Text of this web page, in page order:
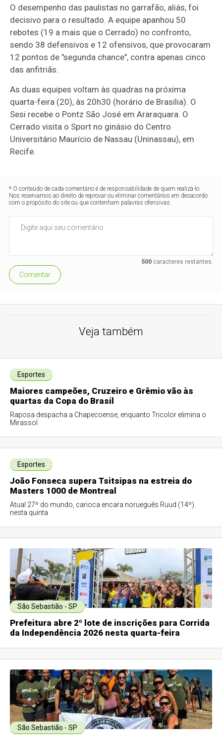
O desempenho das paulistas no garrafão, aliás, foi
decisivo para o resultado. A equipe apanhou 50
rebotes (19 a mais que o Cerrado) no confronto,
sendo 38 defensivos e 12 ofensivos, que provocaram
12 pontos de "segunda chance", contra apenas cinco
das anfitriãs.
As duas equipes voltam às quadras na próxima
quarta-feira (20), às 20h30 (horário de Brasília). O
Sesi recebe o Pontz São José em Araraquara. O
Cerrado visita o Sport no ginásio do Centro
Universitário Maurício de Nassau (Uninassau), em
Recife.
* O conteúdo de cada comentário é de responsabilidade de quem realizá-lo.
Nos reservamos ao direito de reprovar ou eliminar comentários em desacordo
com o propósito do site ou que contenham palavras ofensivas.
500caracteres restantes.
Comentar
Veja também
Esportes
Maiores campeões, Cruzeiro e Grêmio vão às
quartas da Copa do Brasil
Raposa despacha a Chapecoense, enquanto Tricolor elimina o
Mirassol
Esportes
João Fonseca supera Tsitsipas na estreia do
Masters 1000 de Montreal
Atual 27º do mundo, carioca encara norueguês Ruud (14º)
nesta quinta
São Sebastião - SP
Prefeitura abre 2º lote de inscrições para Corrida
da Independência 2026 nesta quarta-feira
São Sebastião - SP